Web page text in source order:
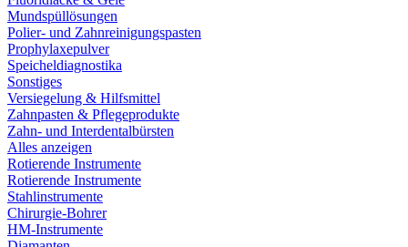
Mundspüllösungen
Polier- und Zahnreinigungspasten
Prophylaxepulver
Speicheldiagnostika
Sonstiges
Versiegelung & Hilfsmittel
Zahnpasten & Pflegeprodukte
Zahn- und Interdentalbürsten
Alles anzeigen
Rotierende Instrumente
Rotierende Instrumente
Stahlinstrumente
Chirurgie-Bohrer
HM-Instrumente